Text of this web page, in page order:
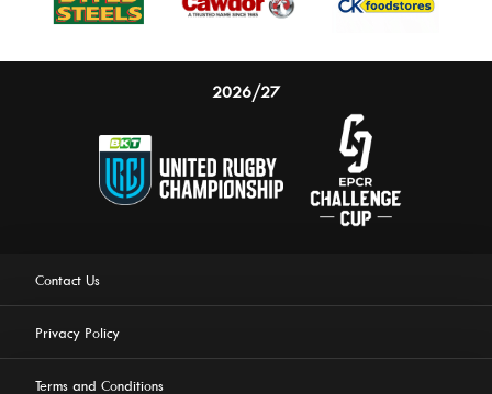
2026/27
Contact Us
Privacy Policy
Terms and Conditions